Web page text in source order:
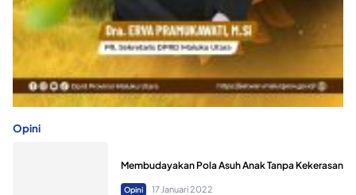
Opini
Membudayakan Pola Asuh Anak Tanpa Kekerasan
Opini 17 Januari 2022